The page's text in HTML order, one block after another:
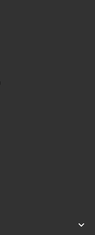
keyboard_arrow_down